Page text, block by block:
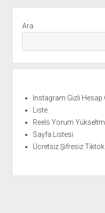
Menü
Ara
Instagram Gizli
Liste
Reels Yorum
Sayfa Listesi
Ücretsiz Şifresiz